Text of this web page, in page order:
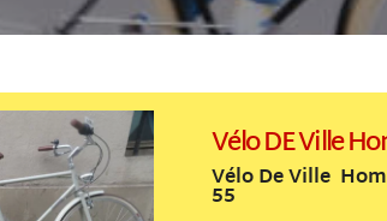
Vélo DE Ville
Vélo De Ville
55